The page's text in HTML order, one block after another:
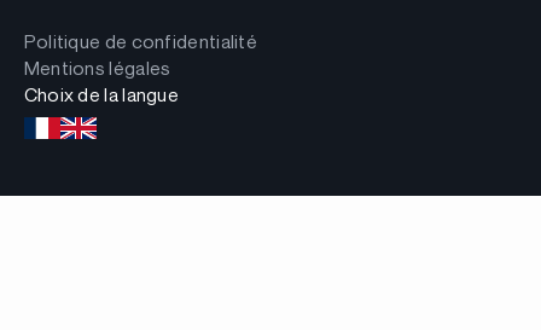
Politique de confidentialité
Mentions légales
Choix de la langue